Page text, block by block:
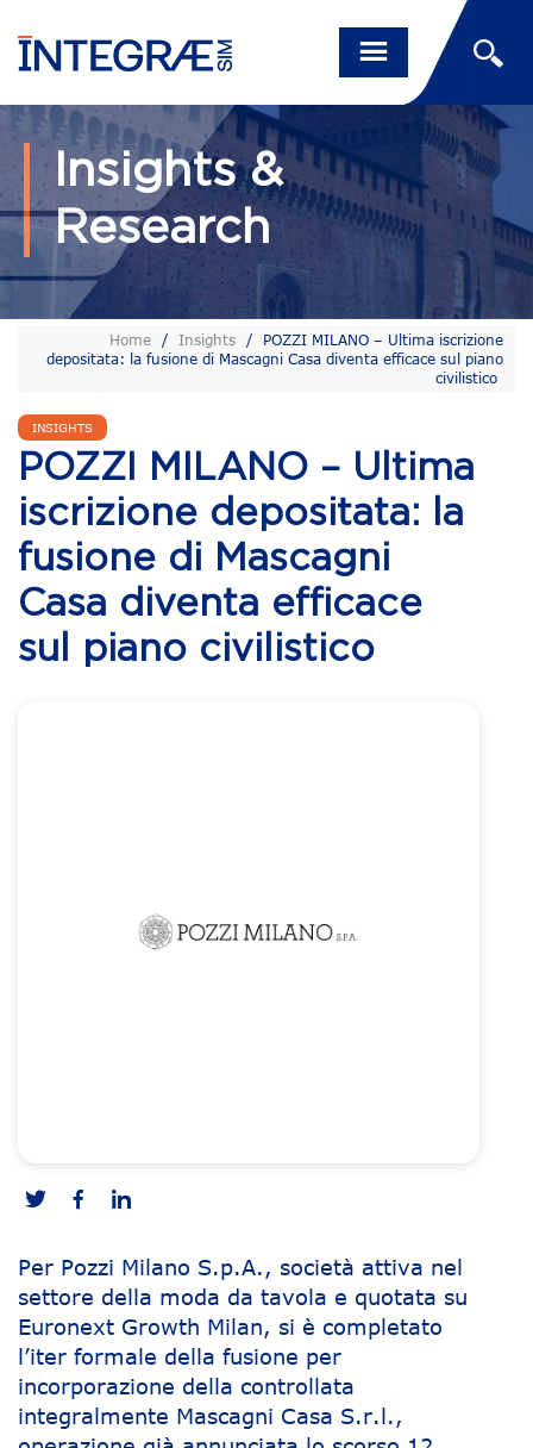
Insights &
Research
Home / Insights /
POZZI MILANO – Ultima iscrizione
depositata: la fusione di Mascagni Casa diventa efficace sul piano
civilistico
INSIGHTS
POZZI MILANO – Ultima
iscrizione depositata: la
fusione di Mascagni
Casa diventa efficace
sul piano civilistico
Per Pozzi Milano S.p.A., società attiva nel
settore della moda da tavola e quotata su
Euronext Growth Milan, si è completato
l’iter formale della fusione per
incorporazione della controllata
integralmente Mascagni Casa S.r.l.,